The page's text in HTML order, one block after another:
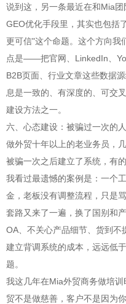
说到这，另一条最近在和Mia
GEO优化手段里，其实也包括
更可信"这个命题。这个方向我
点是——把官网、LinkedIn、
B2B页面、行业文章这些数据
息是一致的、有深度的、可交
建设方法之一。
六、心态建设：被骗过一次的
做外贸十年以上的老业务员，
被骗一次之后建立了系统，有
我看过最遗憾的案例是：一个
金，老板没有调整流程，只是
套路又来了一遍，换了国别和
OA、不关心产品细节、货到不
建立背调系统的成本，远远低
题。
我这几年在Mia外贸商务做培
贸不是做慈善，客户不是因为